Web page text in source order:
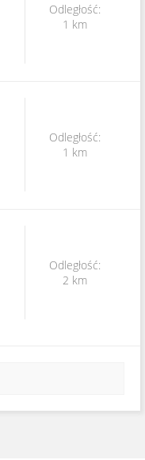
Odległość:
1 km
Odległość:
1 km
Odległość:
2 km